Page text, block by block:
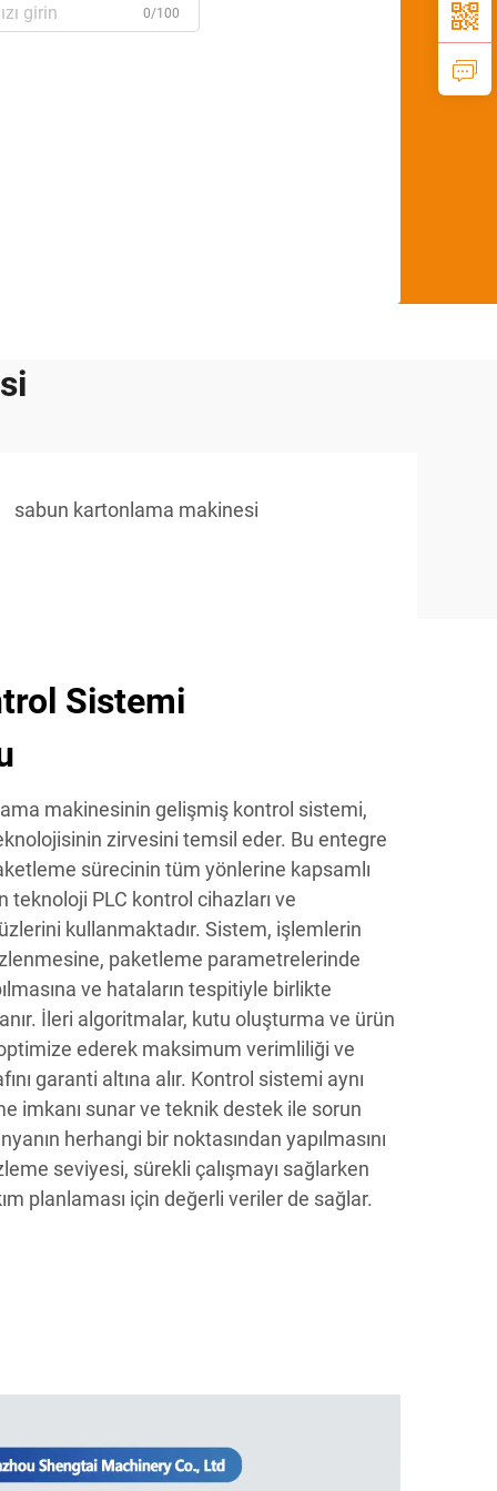
0/100
sabun kartonlama makinesi
Sistemi
makinesinin gelişmiş kontrol sistemi,
zirvesini temsil eder. Bu entegre
sürecinin tüm yönlerine kapsamlı
teknoloji PLC kontrol cihazları ve
kullanmaktadır. Sistem, işlemlerin
paketleme parametrelerinde
ve hataların tespitiyle birlikte
İleri algoritmalar, kutu oluşturma ve ürün
ederek maksimum verimliliği ve
garanti altına alır. Kontrol sistemi aynı
imkanı sunar ve teknik destek ile sorun
herhangi bir noktasından yapılmasını
seviyesi, sürekli çalışmayı sağlarken
planlaması için değerli veriler de sağlar.